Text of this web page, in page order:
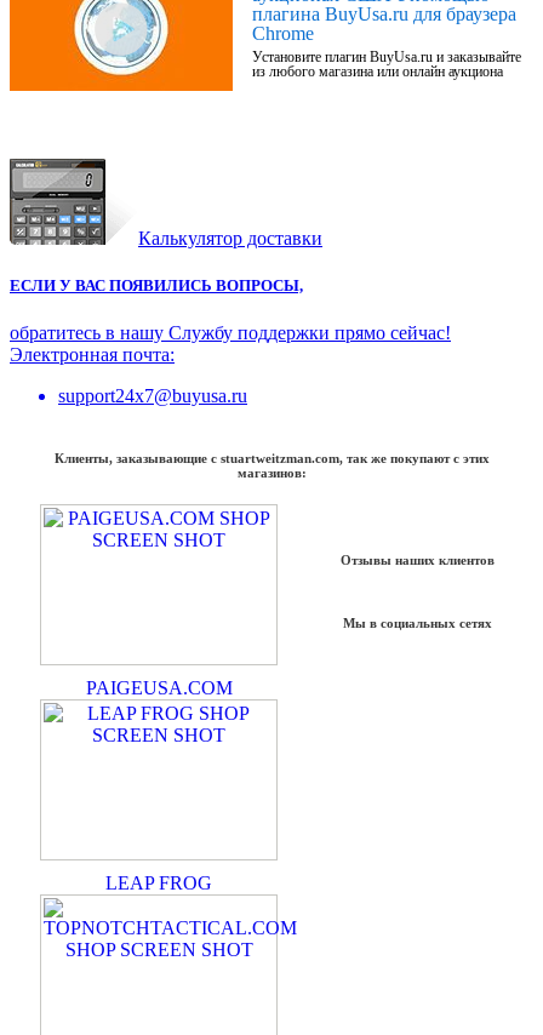
плагина BuyUsa.ru для браузера
Chrome
Установите плагин BuyUsa.ru и заказывайте
из любого магазина или онлайн аукциона
Калькулятор доставки
ЕСЛИ У ВАС ПОЯВИЛИСЬ ВОПРОСЫ,
обратитесь в нашу Службу поддержки прямо сейчас!
Электронная почта:
support24x7@buyusa.ru
Клиенты, заказывающие с stuartweitzman.com, так же покупают с этих
магазинов:
PAIGEUSA.COM
LEAP FROG
Отзывы наших клиентов
Мы в социальных сетях